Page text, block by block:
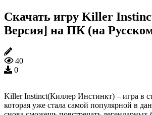
Скачать игру Killer
Версия] на ПК (на
40
0
Killer Instinct(Киллер Инстинкт) – игра в
которая уже стала самой популярной в